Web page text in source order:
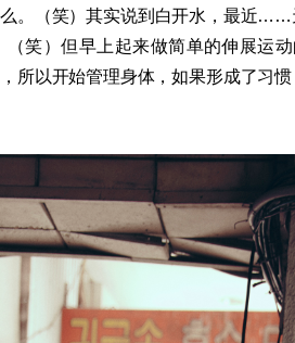
。（笑）其实说到白开水，最近
笑）但早上起来做简单的伸展运
所以开始管理身体，如果形成了习